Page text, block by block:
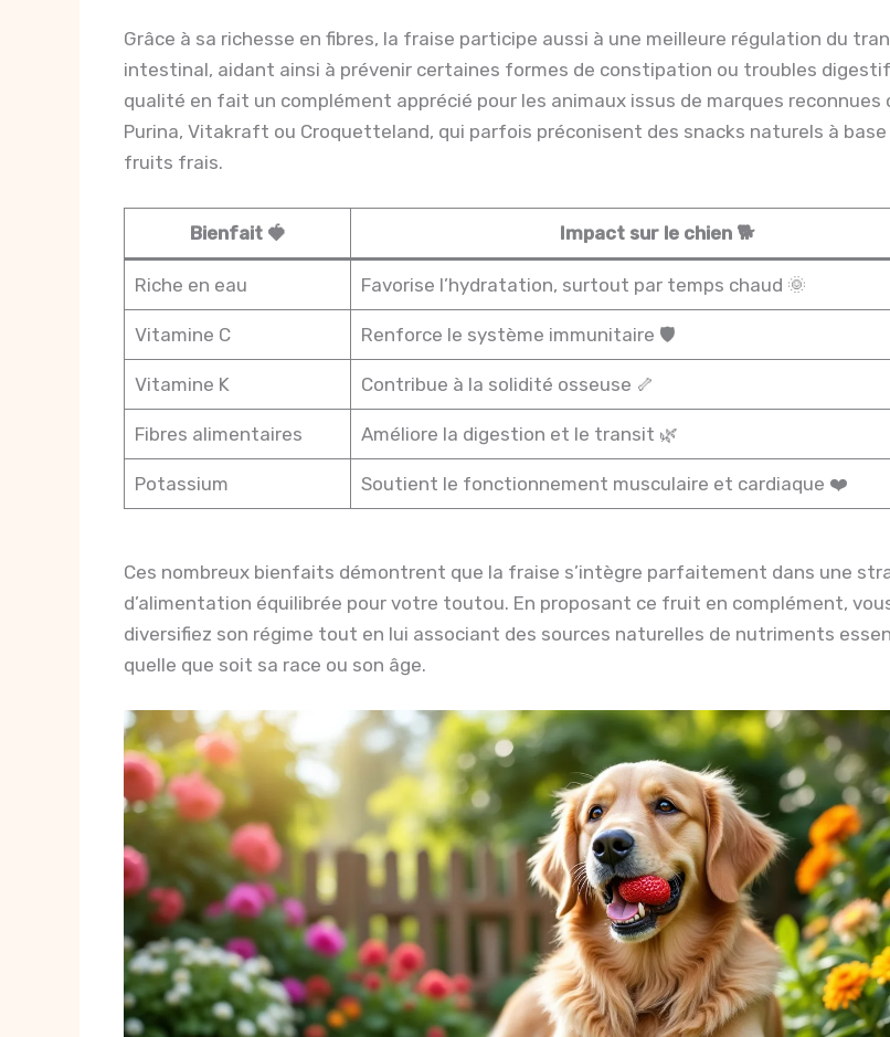
Grâce à sa richesse en fibres, la fraise participe aussi à une meilleure régulation du
intestinal, aidant ainsi à prévenir certaines formes de constipation ou troubles
qualité en fait un complément apprécié pour les animaux issus de marques reconnues
Purina, Vitakraft ou Croquetteland, qui parfois préconisent des snacks naturels à base
fruits frais.
Bienfait 🍓 Impact sur le chien 🐕
Riche en eau Favorise l’hydratation, surtout par temps chaud 🌞
Vitamine C Renforce le système immunitaire 🛡️
Vitamine K Contribue à la solidité osseuse 🦴
Fibres alimentaires Améliore la digestion et le transit 🌿
Potassium Soutient le fonctionnement musculaire et cardiaque ❤️
Ces nombreux bienfaits démontrent que la fraise s’intègre parfaitement dans une
d’alimentation équilibrée pour votre toutou. En proposant ce fruit en complément,
diversifiez son régime tout en lui associant des sources naturelles de nutriments
quelle que soit sa race ou son âge.